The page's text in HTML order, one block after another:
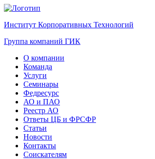
Институт Корпоративных Технологий
Группа компаний ГИК
О компании
Команда
Услуги
Семинары
Федресурс
АО и ПАО
Реестр АО
Ответы ЦБ и ФРСФР
Статьи
Новости
Контакты
Соискателям